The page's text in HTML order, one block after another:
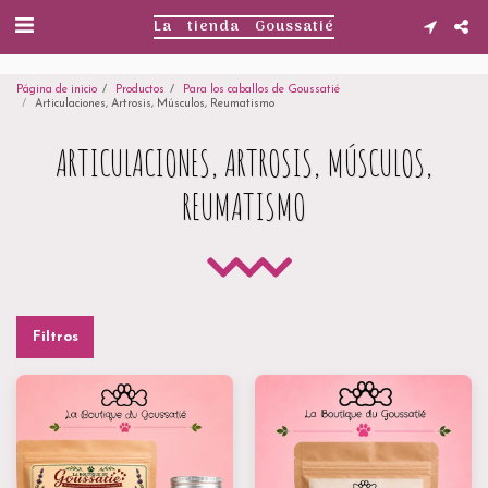
La tienda Goussatié
Página de inicio Productos
Para los caballos de Goussatié
Articulaciones, Artrosis, Músculos, Reumatismo
ARTICULACIONES, ARTROSIS, MÚSCULOS,
REUMATISMO
Filtros